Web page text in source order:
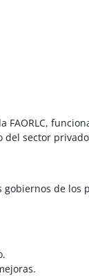
sector
de